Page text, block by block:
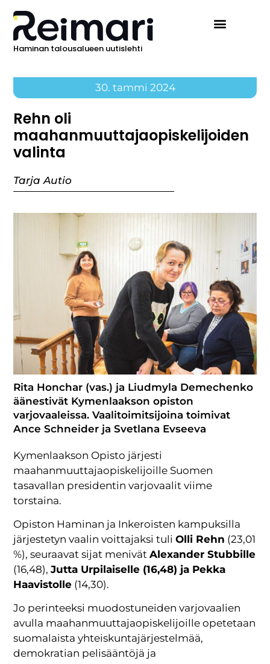
Haminan talousalueen uutislehti
30. tammi 2024
Rehn oli
maahanmuuttajaopiskelijoiden
valinta
Tarja Autio
Rita Honchar (vas.) ja Liudmyla Demechenko
äänestivät Kymenlaakson opiston
varjovaaleissa. Vaalitoimitsijoina toimivat
Ance Schneider ja Svetlana Evseeva
Kymenlaakson Opisto järjesti
maahanmuuttajaopiskelijoille Suomen
tasavallan presidentin varjovaalit viime
torstaina.
Opiston Haminan ja Inkeroisten kampuksilla
järjestetyn vaalin voittajaksi tuliOlli Rehn (23,01
%), seuraavat sijat menivätAlexander Stubbille
(16,48),Jutta Urpilaiselle (16,48) ja Pekka
Haavistolle (14,30).
Jo perinteeksi muodostuneiden varjovaalien
avulla maahanmuuttajaopiskelijoille opetetaan
suomalaista yhteiskuntajärjestelmää,
demokratian pelisääntöjä ja